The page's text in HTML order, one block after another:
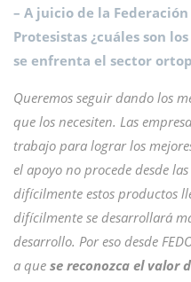
– A juicio de la
Protesistas ¿cuáles son
se enfrenta el sector
Queremos seguir dando los
que los necesiten. Las
trabajo para lograr los
el apoyo no procede desde
difícilmente estos productos
difícilmente se desarrollará
desarrollo. Por eso desde
a que se reconozca el valor